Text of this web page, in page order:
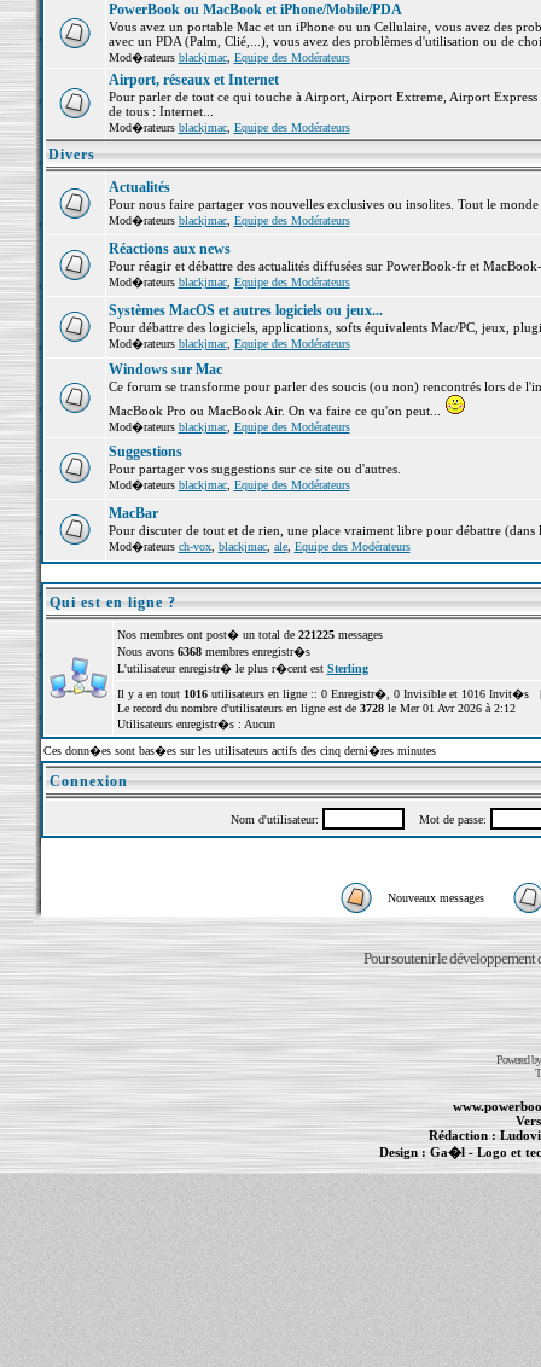
PowerBook ou MacBook et iPhone/Mobile/PDA
Vous avez un portable Mac et un iPhone ou un Cellulaire, vous avez des
avec un PDA (Palm, Clié,...), vous avez des problèmes d'utilisation ou de
Mod�rateurs blackjmac, Equipe des Modérateurs
Airport, réseaux et Internet
Pour parler de tout ce qui touche à Airport, Airport Extreme, Airport
de tous : Internet...
Mod�rateurs blackjmac, Equipe des Modérateurs
Divers
Actualités
Pour nous faire partager vos nouvelles exclusives ou insolites. Tout le
Mod�rateurs blackjmac, Equipe des Modérateurs
Réactions aux news
Pour réagir et débattre des actualités diffusées sur PowerBook-fr et
Mod�rateurs blackjmac, Equipe des Modérateurs
Systèmes MacOS et autres logiciels ou jeux...
Pour débattre des logiciels, applications, softs équivalents Mac/PC, jeux,
Mod�rateurs blackjmac, Equipe des Modérateurs
Windows sur Mac
Ce forum se transforme pour parler des soucis (ou non) rencontrés lors de
MacBook Pro ou MacBook Air. On va faire ce qu'on peut...
Mod�rateurs blackjmac, Equipe des Modérateurs
Suggestions
Pour partager vos suggestions sur ce site ou d'autres.
Mod�rateurs blackjmac, Equipe des Modérateurs
MacBar
Pour discuter de tout et de rien, une place vraiment libre pour débattre (dans
Mod�rateurs ch-vox, blackjmac, ale, Equipe des Modérateurs
Qui est en ligne ?
Nos membres ont post� un total de 221225messages
Nous avons 6368membres enregistr�s
L'utilisateur enregistr� le plus r�cent est Sterling
Il y a en tout 1016utilisateurs en ligne :: 0 Enregistr�, 0 Invisible et 1016 Invit�s
Le record du nombre d'utilisateurs en ligne est de 3728le Mer 01 Avr 2026 à 2:12
Utilisateurs enregistr�s : Aucun
Ces donn�es sont bas�es sur les utilisateurs actifs des cinq derni�res minutes
Connexion
Nom d'utilisateur: Mot de passe:
Nouveaux messages
Pour soutenir le développement
Powered
Rédaction :
Design : Ga�l- Logo et